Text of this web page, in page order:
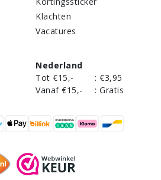
Klachten
Vacatures
Nederland
Tot €15,-
: €3,95
Vanaf €15,-
: Gratis